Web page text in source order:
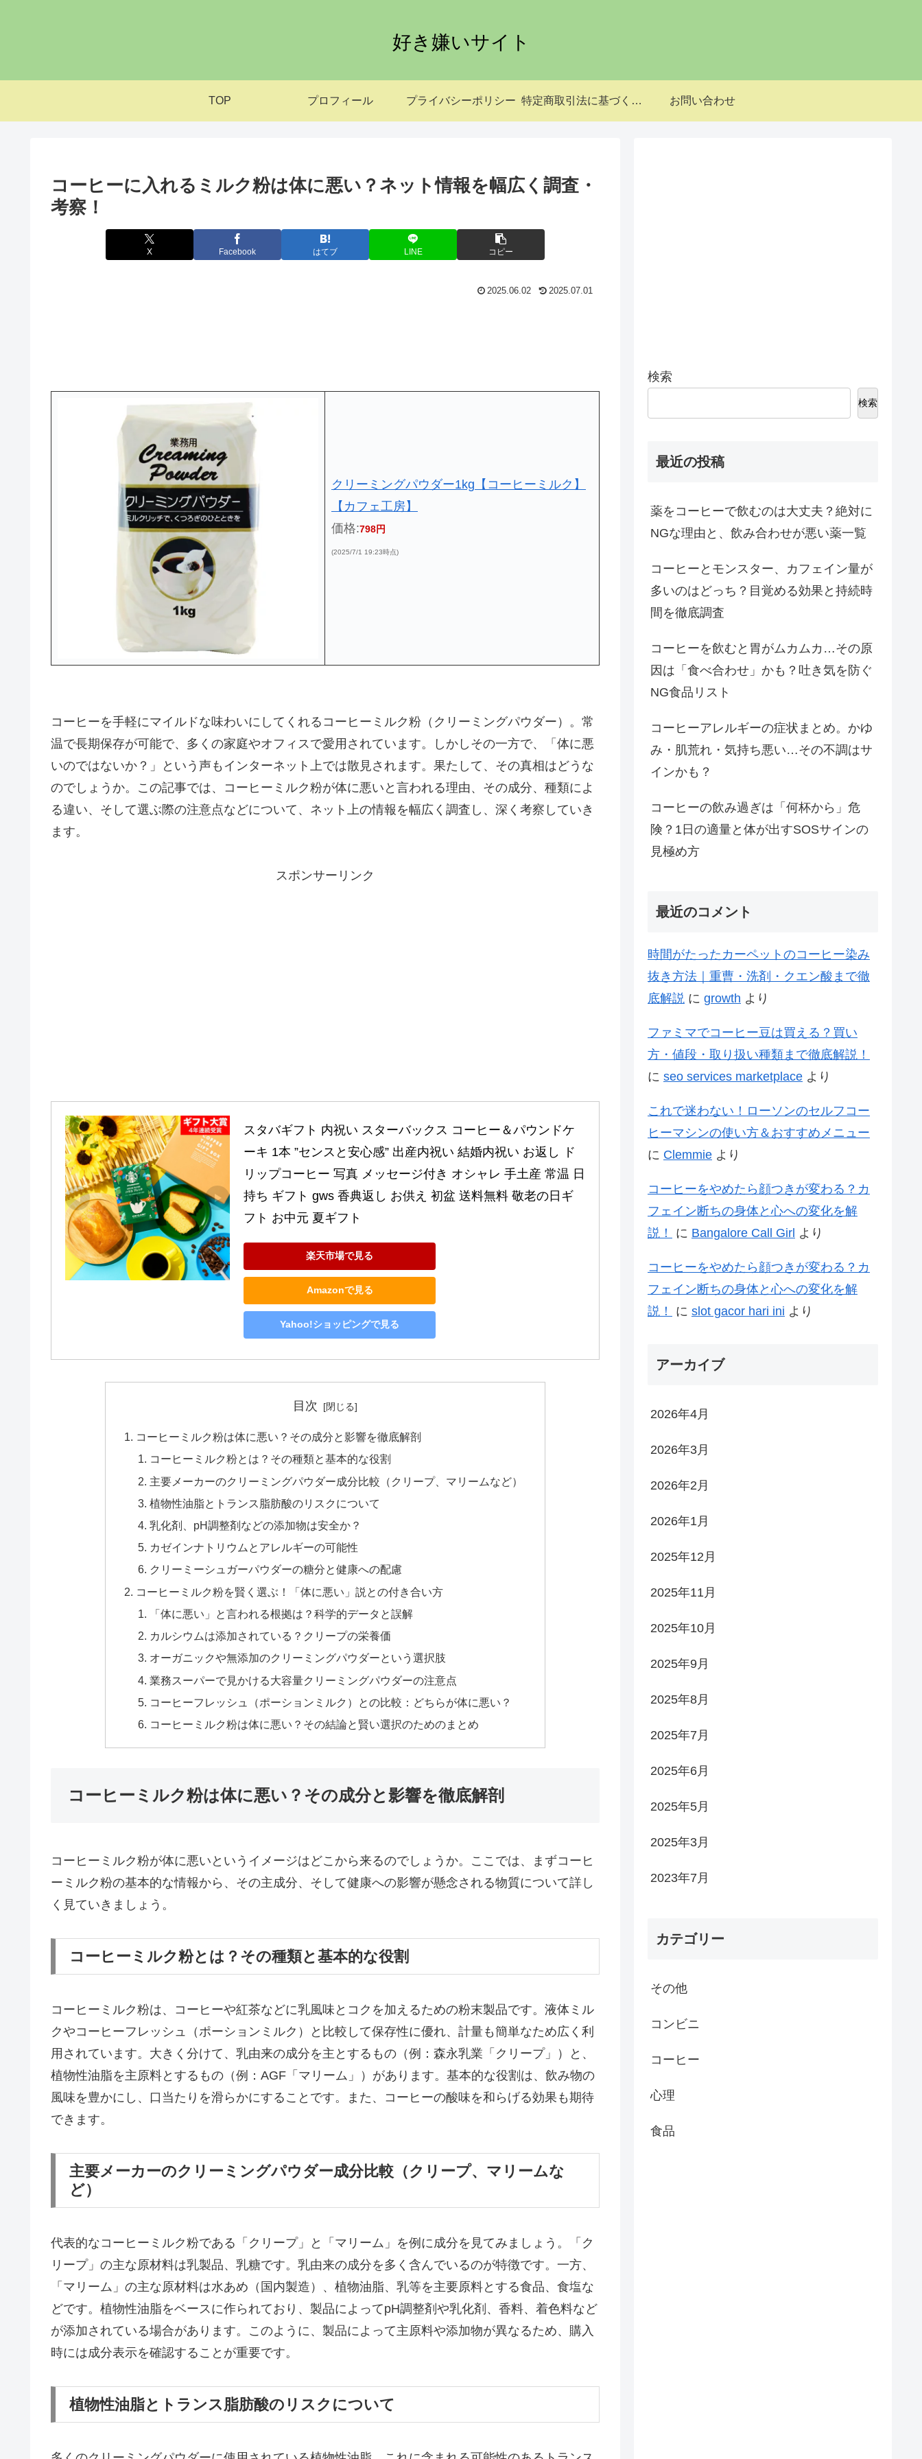
好き嫌いサイト
TOP プロフィール プライバシーポリシー 特定商取引法に基づく表記 お問い合わせ
コーヒーに入れるミルク粉は体に悪い？ネット情報を幅広く調査・
考察！
X Facebook はてブ LINE コピー
2025.06.02 2025.07.01
クリーミングパウダー1kg【コーヒーミルク】
【カフェ工房】
価格:798円
(2025/7/1 19:23時点)
コーヒーを手軽にマイルドな味わいにしてくれるコーヒーミルク粉（クリーミングパウダー）。常
温で長期保存が可能で、多くの家庭やオフィスで愛用されています。しかしその一方で、「体に悪
いのではないか？」という声もインターネット上では散見されます。果たして、その真相はどうな
のでしょうか。この記事では、コーヒーミルク粉が体に悪いと言われる理由、その成分、種類によ
る違い、そして選ぶ際の注意点などについて、ネット上の情報を幅広く調査し、深く考察していき
ます。
スポンサーリンク
スタバギフト 内祝い スターバックス コーヒー＆パウンドケ
ーキ 1本 ”センスと安心感” 出産内祝い 結婚内祝い お返し ド
リップコーヒー 写真 メッセージ付き オシャレ 手土産 常温 日
持ち ギフト gws 香典返し お供え 初盆 送料無料 敬老の日ギ
フト お中元 夏ギフト
楽天市場で見る
Amazonで見る
Yahoo!ショッピングで見る
目次
コーヒーミルク粉は体に悪い？その成分と影響を徹底解剖
コーヒーミルク粉とは？その種類と基本的な役割
主要メーカーのクリーミングパウダー成分比較（クリープ、マリームなど）
植物性油脂とトランス脂肪酸のリスクについて
乳化剤、pH調整剤などの添加物は安全か？
カゼインナトリウムとアレルギーの可能性
クリーミーシュガーパウダーの糖分と健康への配慮
コーヒーミルク粉を賢く選ぶ！「体に悪い」説との付き合い方
「体に悪い」と言われる根拠は？科学的データと誤解
カルシウムは添加されている？クリープの栄養価
オーガニックや無添加のクリーミングパウダーという選択肢
業務スーパーで見かける大容量クリーミングパウダーの注意点
コーヒーフレッシュ（ポーションミルク）との比較：どちらが体に悪い？
コーヒーミルク粉は体に悪い？その結論と賢い選択のためのまとめ
コーヒーミルク粉は体に悪い？その成分と影響を徹底解剖
コーヒーミルク粉が体に悪いというイメージはどこから来るのでしょうか。ここでは、まずコーヒ
ーミルク粉の基本的な情報から、その主成分、そして健康への影響が懸念される物質について詳し
く見ていきましょう。
コーヒーミルク粉とは？その種類と基本的な役割
コーヒーミルク粉は、コーヒーや紅茶などに乳風味とコクを加えるための粉末製品です。液体ミル
クやコーヒーフレッシュ（ポーションミルク）と比較して保存性に優れ、計量も簡単なため広く利
用されています。大きく分けて、乳由来の成分を主とするもの（例：森永乳業「クリープ」）と、
植物性油脂を主原料とするもの（例：AGF「マリーム」）があります。基本的な役割は、飲み物の
風味を豊かにし、口当たりを滑らかにすることです。また、コーヒーの酸味を和らげる効果も期待
できます。
主要メーカーのクリーミングパウダー成分比較（クリープ、マリームな
ど）
代表的なコーヒーミルク粉である「クリープ」と「マリーム」を例に成分を見てみましょう。「ク
リープ」の主な原材料は乳製品、乳糖です。乳由来の成分を多く含んでいるのが特徴です。一方、
「マリーム」の主な原材料は水あめ（国内製造）、植物油脂、乳等を主要原料とする食品、食塩な
どです。植物性油脂をベースに作られており、製品によってpH調整剤や乳化剤、香料、着色料など
が添加されている場合があります。このように、製品によって主原料や添加物が異なるため、購入
時には成分表示を確認することが重要です。
植物性油脂とトランス脂肪酸のリスクについて
検索
検索
最近の投稿
薬をコーヒーで飲むのは大丈夫？絶対に
NGな理由と、飲み合わせが悪い薬一覧
コーヒーとモンスター、カフェイン量が
多いのはどっち？目覚める効果と持続時
間を徹底調査
コーヒーを飲むと胃がムカムカ…その原
因は「食べ合わせ」かも？吐き気を防ぐ
NG食品リスト
コーヒーアレルギーの症状まとめ。かゆ
み・肌荒れ・気持ち悪い…その不調はサ
インかも？
コーヒーの飲み過ぎは「何杯から」危
険？1日の適量と体が出すSOSサインの
見極め方
最近のコメント
時間がたったカーペットのコーヒー染み
抜き方法｜重曹・洗剤・クエン酸まで徹
底解説 に growth より
ファミマでコーヒー豆は買える？買い
方・値段・取り扱い種類まで徹底解説！
に seo services marketplace より
これで迷わない！ローソンのセルフコー
ヒーマシンの使い方＆おすすめメニュー
に Clemmie より
コーヒーをやめたら顔つきが変わる？カ
フェイン断ちの身体と心への変化を解
説！
に Bangalore Call Girl より
コーヒーをやめたら顔つきが変わる？カ
フェイン断ちの身体と心への変化を解
説！
に slot gacor hari ini より
アーカイブ
2026年4月
2026年3月
2026年2月
2026年1月
2025年12月
2025年11月
2025年10月
2025年9月
2025年8月
2025年7月
2025年6月
2025年5月
2025年3月
2023年7月
カテゴリー
その他
コンビニ
コーヒー
心理
食品